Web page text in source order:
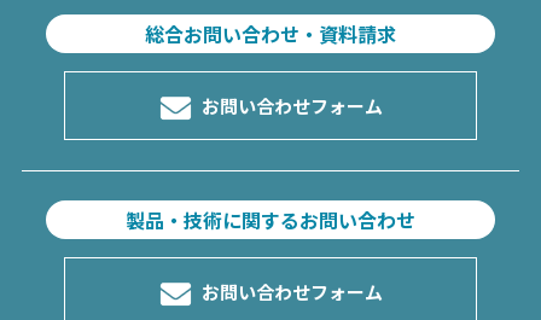
総合お問い合わせ・資料請求
お問い合わせフォーム
製品・技術に関するお問い合わせ
お問い合わせフォーム